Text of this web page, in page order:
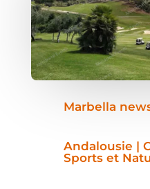
Marbella
Andalousie |
Sports et